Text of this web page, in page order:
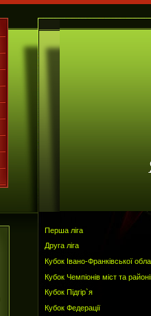
Перша ліга
Друга ліга
Кубок Івано-Франківської
Кубок Чемпіонів міст та
Кубок Підгір`я
Кубок Федерації